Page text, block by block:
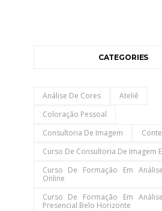
CATEGORIES
Análise De Cores
Ateliê
Coloração Pessoal
Consultoria De Imagem
Curso De Consultoria De Imagem
Curso De Formação Em
Online
Curso De Formação Em
Presencial Belo Horizonte